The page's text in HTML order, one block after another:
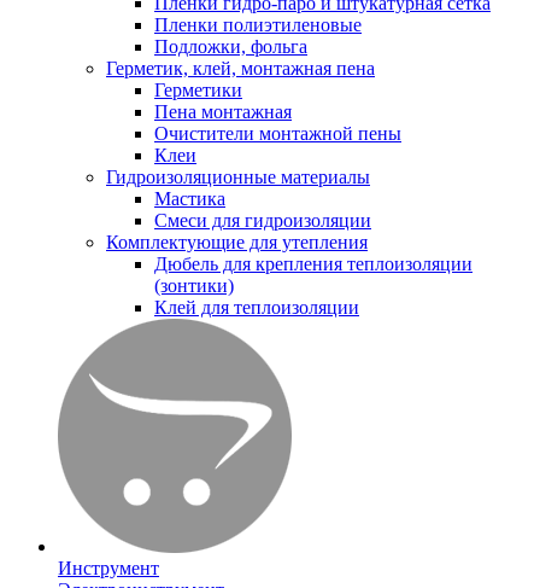
Пленки полиэтиленовые
Подложки, фольга
Герметик, клей, монтажная пена
Герметики
Пена монтажная
Очистители монтажной пены
Клеи
Гидроизоляционные материалы
Мастика
Смеси для гидроизоляции
Комплектующие для утепления
Дюбель для крепления теплоизоляции
(зонтики)
Клей для теплоизоляции
Инструмент